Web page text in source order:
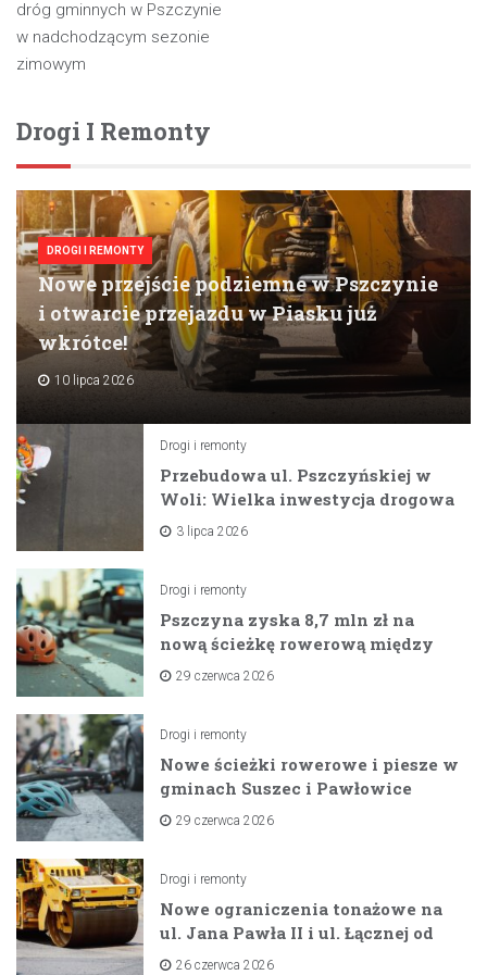
dróg gminnych w Pszczynie
w nadchodzącym sezonie
zimowym
Drogi I Remonty
DROGI I REMONTY
Nowe przejście podziemne w Pszczynie
i otwarcie przejazdu w Piasku już
wkrótce!
10 lipca 2026
Drogi i remonty
Przebudowa ul. Pszczyńskiej w
Woli: Wielka inwestycja drogowa
na horyzoncie
3 lipca 2026
Drogi i remonty
Pszczyna zyska 8,7 mln zł na
nową ścieżkę rowerową między
zaporami
29 czerwca 2026
Drogi i remonty
Nowe ścieżki rowerowe i piesze w
gminach Suszec i Pawłowice
dzięki unijnemu wsparciu
29 czerwca 2026
Drogi i remonty
Nowe ograniczenia tonażowe na
ul. Jana Pawła II i ul. Łącznej od
lipca 2026 roku
26 czerwca 2026